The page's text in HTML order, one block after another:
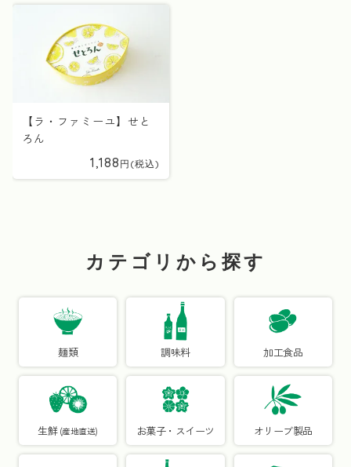
【ラ・ファミーユ】せと
ろん
1,188
カテゴリから探す
麺類 調味料 加工食品
生鮮 (産地直送) お菓子・スイーツ オリーブ製品